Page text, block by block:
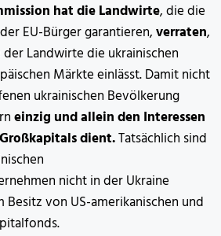
hat die Landwirte, die die
EU-Bürger garantieren,verraten,
Landwirte die ukrainischen
Märkte einlässt. Damit nicht
ukrainischen Bevölkerung
einzig und allein den Interessen
dient.Tatsächlich sind
nicht in der Ukraine
von US-amerikanischen und